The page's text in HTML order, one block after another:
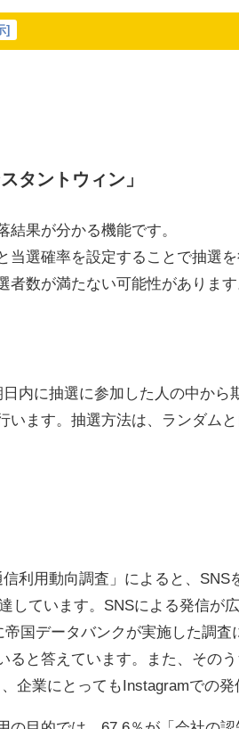
]
タントウィン」
果が分かる機能です。
当選確率を設定することで抽選
数が満たない可能性があります
内に抽選に参加した人の中から
います。抽選方法は、ランダム
利用動向調査」によると、SNS
しています。SNSによる発信が
国データバンクが実施した調
ると答えています。また、その
企業にとってもInstagramでの発